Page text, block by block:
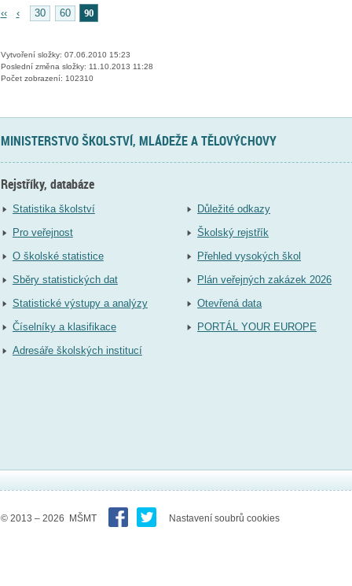
‹‹ ‹ 30 60 90
Vytvoření složky: 07.06.2010 15:23
Poslední změna složky: 11.10.2013 11:28
Počet zobrazení: 102310
MINISTERSTVO ŠKOLSTVÍ, MLÁDEŽE A TĚLOVÝCHOVY
Rejstříky, databáze
Statistika školství
Pro veřejnost
O školské statistice
Sběry statistických dat
Statistické výstupy a analýzy
Číselníky a klasifikace
Adresáře školských institucí
Důležité odkazy
Školský rejstřík
Přehled vysokých škol
Plán veřejných zakázek 2026
Otevřená data
PORTÁL YOUR EUROPE
© 2013 – 2026 MŠMT Nastavení soubrů cookies